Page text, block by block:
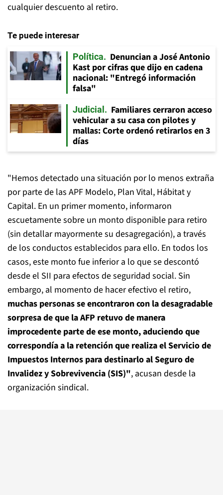
cualquier descuento al retiro.
Te puede interesar
Política
Denuncian a José Antonio
Kast por cifras que dijo en cadena
nacional: "Entregó información
falsa"
Judicial
Familiares cerraron acceso
vehicular a su casa con pilotes y
mallas: Corte ordenó retirarlos en 3
días
"Hemos detectado una situación por lo menos extraña
por parte de las APF Modelo, Plan Vital, Hábitat y
Capital. En un primer momento, informaron
escuetamente sobre un monto disponible para retiro
(sin detallar mayormente su desagregación), a través
de los conductos establecidos para ello. En todos los
casos, este monto fue inferior a lo que se descontó
desde el SII para efectos de seguridad social. Sin
embargo, al momento de hacer efectivo el retiro,
muchas personas se encontraron con la desagradable
sorpresa de que la AFP retuvo de manera
improcedente parte de ese monto, aduciendo que
correspondía a la retención que realiza el Servicio de
Impuestos Internos para destinarlo al Seguro de
Invalidez y Sobrevivencia (SIS)", acusan desde la
organización sindical.